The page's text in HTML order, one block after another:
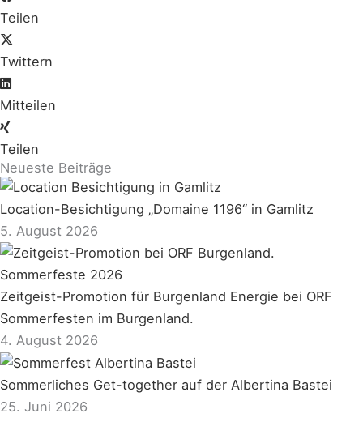
Teilen
Twittern
Mitteilen
Teilen
Neueste Beiträge
Location-Besichtigung „Domaine 1196“ in Gamlitz
5. August 2026
Zeitgeist-Promotion für Burgenland Energie bei ORF
Sommerfesten im Burgenland.
4. August 2026
Sommerliches Get-together auf der Albertina Bastei
25. Juni 2026